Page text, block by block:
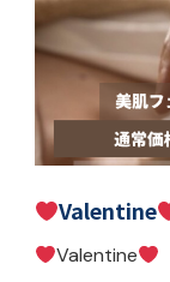
Valentine
Valentine